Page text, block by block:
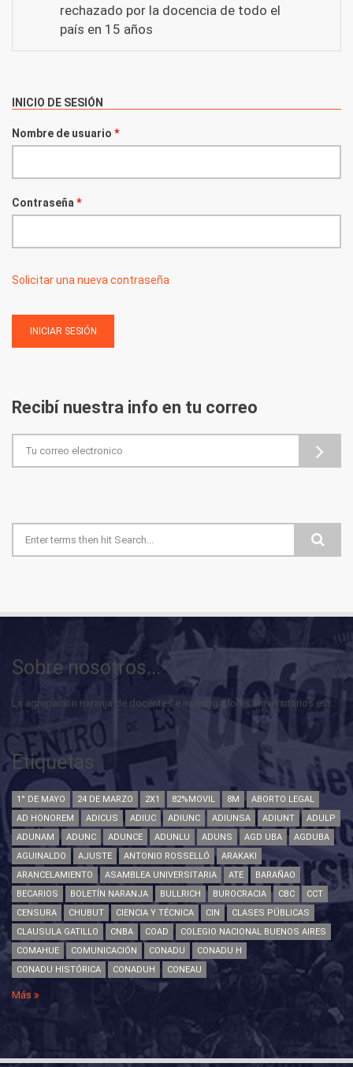
rechazado por la docencia de todo el
país en 15 años
INICIO DE SESIÓN
Nombre de usuario *
Contraseña *
Solicitar una nueva contraseña
Recibí nuestra info en tu correo
Formulario de búsqueda
Sobre nosotros...
La agrupación naranja de docentes e investigadores universitarios es...
Etiquetas
1° DE MAYO 24 DE MARZO 2X1 82%MOVIL 8M
ABORTO LEGAL
AD HONOREM
ADICUS ADIUC ADIUNC ADIUNSA ADIUNT
ADULP
ADUNAM
ADUNC ADUNCE ADUNLU ADUNS AGD UBA
AGDUBA
AGUINALDO
AJUSTE ANTONIO ROSSELLÓ
ARAKAKI
ARANCELAMIENTO
ASAMBLEA UNIVERSITARIA ATE
BARAÑAO
BECARIOS
BOLETÍN NARANJA BULLRICH BUROCRACIA CBC
CCT
CENSURA
CHUBUT CIENCIA Y TÉCNICA CIN
CLASES PÚBLICAS
CLAUSULA GATILLO
CNBA COAD
COLEGIO NACIONAL BUENOS AIRES
COMAHUE
COMUNICACIÓN CONADU
CONADU H
CONADU HISTÓRICA
CONADUH CONEAU
Más